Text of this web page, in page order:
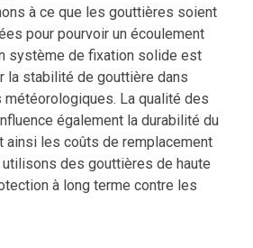
à ce que les gouttières soient
pour pourvoir un écoulement
système de fixation solide est
la stabilité de gouttière dans
La qualité des
également la durabilité du
ainsi les coûts de remplacement
des gouttières de haute
à long terme contre les